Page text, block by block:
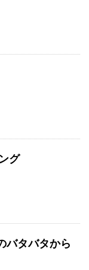
グ
バタバタから